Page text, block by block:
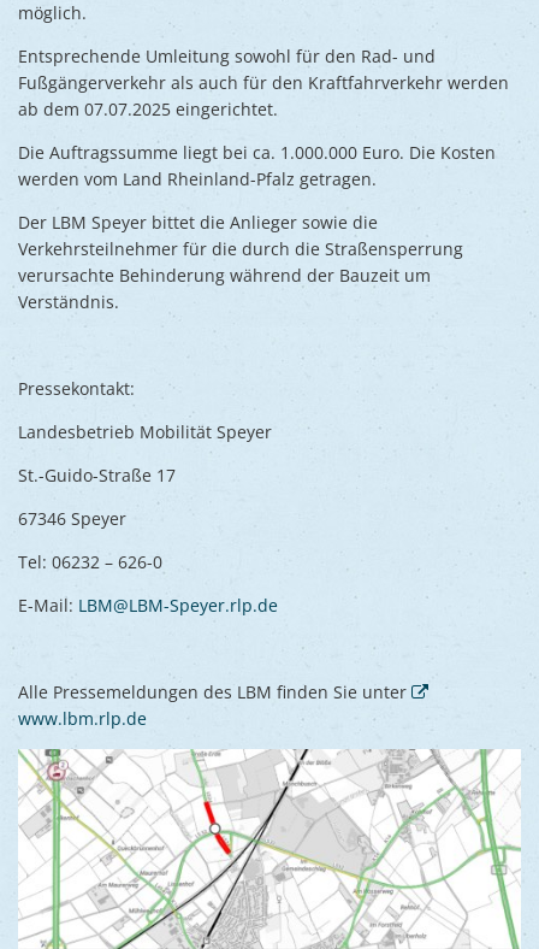
möglich.
Entsprechende Umleitung sowohl für den Rad- und
Fußgängerverkehr als auch für den Kraftfahrverkehr werden
ab dem 07.07.2025 eingerichtet.
Die Auftragssumme liegt bei ca. 1.000.000 Euro. Die Kosten
werden vom Land Rheinland-Pfalz getragen.
Der LBM Speyer bittet die Anlieger sowie die
Verkehrsteilnehmer für die durch die Straßensperrung
verursachte Behinderung während der Bauzeit um
Verständnis.
Pressekontakt:
Landesbetrieb Mobilität Speyer
St.-Guido-Straße 17
67346 Speyer
Tel: 06232 – 626-0
E-Mail: LBM@LBM-Speyer.rlp.de
Alle Pressemeldungen des LBM finden Sie unter
www.lbm.rlp.de